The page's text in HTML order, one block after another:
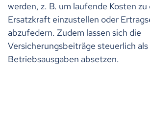
werden, z. B. um laufende Kosten zu
Ersatzkraft einzustellen oder
abzufedern. Zudem lassen sich die
Versicherungsbeiträge steuerlich als
Betriebsausgaben absetzen.